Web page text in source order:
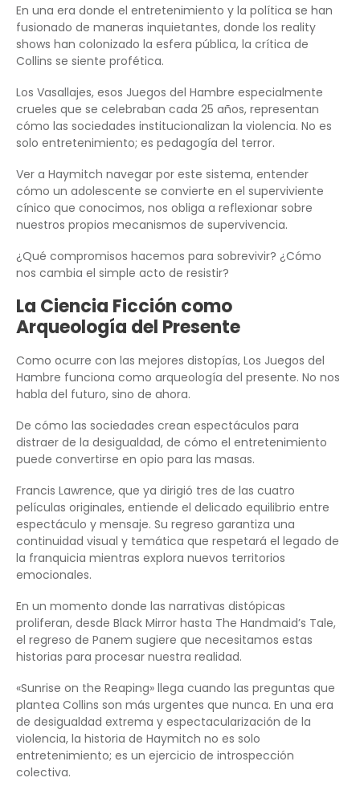
En una era donde el entretenimiento y la política se han
fusionado de maneras inquietantes, donde los reality
shows han colonizado la esfera pública, la crítica de
Collins se siente profética.
Los Vasallajes, esos Juegos del Hambre especialmente
crueles que se celebraban cada 25 años, representan
cómo las sociedades institucionalizan la violencia. No es
solo entretenimiento; es pedagogía del terror.
Ver a Haymitch navegar por este sistema, entender
cómo un adolescente se convierte en el superviviente
cínico que conocimos, nos obliga a reflexionar sobre
nuestros propios mecanismos de supervivencia.
¿Qué compromisos hacemos para sobrevivir? ¿Cómo
nos cambia el simple acto de resistir?
La Ciencia Ficción como
Arqueología del Presente
Como ocurre con las mejores distopías, Los Juegos del
Hambre funciona como arqueología del presente. No nos
habla del futuro, sino de ahora.
De cómo las sociedades crean espectáculos para
distraer de la desigualdad, de cómo el entretenimiento
puede convertirse en opio para las masas.
Francis Lawrence, que ya dirigió tres de las cuatro
películas originales, entiende el delicado equilibrio entre
espectáculo y mensaje. Su regreso garantiza una
continuidad visual y temática que respetará el legado de
la franquicia mientras explora nuevos territorios
emocionales.
En un momento donde las narrativas distópicas
proliferan, desde Black Mirror hasta The Handmaid’s Tale,
el regreso de Panem sugiere que necesitamos estas
historias para procesar nuestra realidad.
«Sunrise on the Reaping» llega cuando las preguntas que
plantea Collins son más urgentes que nunca. En una era
de desigualdad extrema y espectacularización de la
violencia, la historia de Haymitch no es solo
entretenimiento; es un ejercicio de introspección
colectiva.